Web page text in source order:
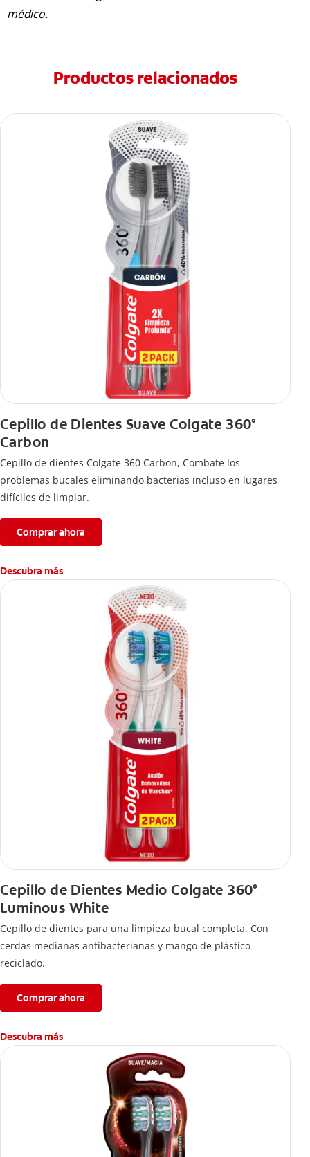
médico.
Productos relacionados
Cepillo de Dientes Suave Colgate 360°
Carbon
Cepillo de dientes Colgate 360 ​​Carbon, Combate los
problemas bucales eliminando bacterias incluso en lugares
difíciles de limpiar.
Comprar ahora
Descubra más
Cepillo de Dientes Medio Colgate 360°
Luminous White
Cepillo de dientes para una limpieza bucal completa. Con
cerdas medianas antibacterianas y mango de plástico
reciclado.
Comprar ahora
Descubra más